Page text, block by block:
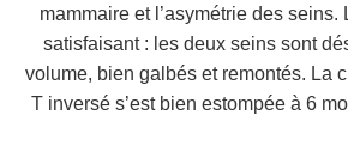
mammaire et l’asymétrie des seins.
satisfaisant : les deux seins sont
volume, bien galbés et remontés. La
T inversé s’est bien estompée à 6